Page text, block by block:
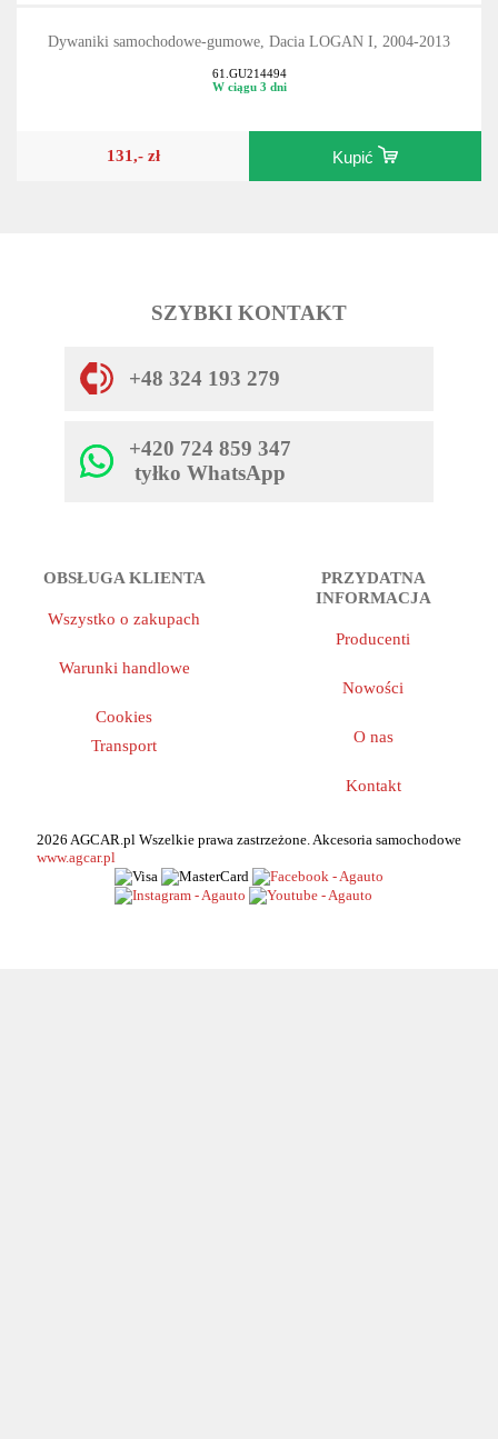
Dywaniki samochodowe-gumowe, Dacia LOGAN I, 2004-2013
61.GU214494
W ciągu 3 dni
131,- zł Kupić
SZYBKI KONTAKT
+48 324 193 279
+420 724 859 347
tyłko WhatsApp
OBSŁUGA KLIENTA
Wszystko o zakupach
Warunki handlowe
Cookies
Transport
PRZYDATNA
INFORMACJA
Producenti
Nowości
O nas
Kontakt
2026 AGCAR.pl Wszelkie prawa zastrzeżone. Akcesoria samochodowe
www.agcar.pl